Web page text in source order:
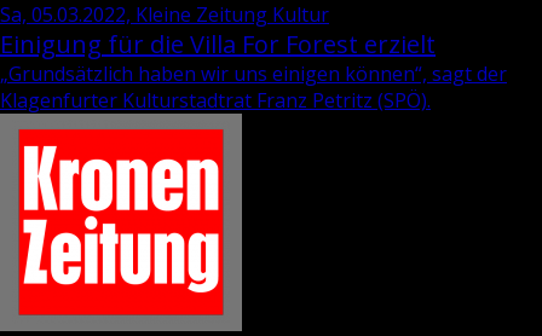
Sa, 05.03.2022, Kleine Zeitung Kultur
Einigung für die Villa For Forest erzielt
„Grund­sätz­lich haben wir uns ei­ni­gen kön­nen“, sagt der
Kla­gen­fur­ter Kul­tur­stadt­rat Franz Pe­tritz (SPÖ).